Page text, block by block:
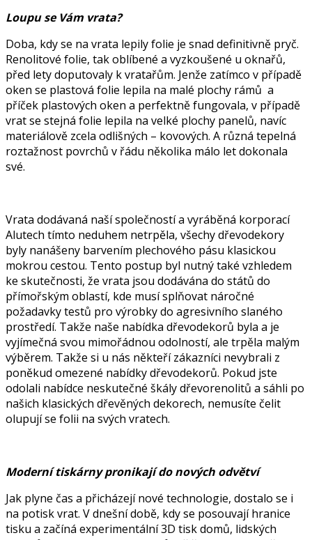
Loupu se Vám vrata?
Doba, kdy se na vrata lepily folie je snad definitivně pryč.
Renolitové folie, tak oblíbené a vyzkoušené u oknařů,
před lety doputovaly k vratařům. Jenže zatímco v případě
oken se plastová folie lepila na malé plochy rámů a
příček plastových oken a perfektně fungovala, v případě
vrat se stejná folie lepila na velké plochy panelů, navíc
materiálově zcela odlišných – kovových. A různá tepelná
roztažnost povrchů v řádu několika málo let dokonala
své.
Vrata dodávaná naší společností a vyráběná korporací
Alutech tímto neduhem netrpěla, všechy dřevodekory
byly nanášeny barvením plechového pásu klasickou
mokrou cestou. Tento postup byl nutný také vzhledem
ke skutečnosti, že vrata jsou dodávána do států do
přímořským oblastí, kde musí splňovat náročné
požadavky testů pro výrobky do agresivního slaného
prostředí. Takže naše nabídka dřevodekorů byla a je
vyjímečná svou mimořádnou odolností, ale trpěla malým
výběrem. Takže si u nás někteří zákazníci nevybrali z
poněkud omezené nabídky dřevodekorů. Pokud jste
odolali nabídce neskutečné škály dřevorenolitů a sáhli po
našich klasických dřevěných dekorech, nemusíte čelit
olupují se folii na svých vratech.
Moderní tiskárny pronikají do nových odvětví
Jak plyne čas a přicházejí nové technologie, dostalo se i
na potisk vrat. V dnešní době, kdy se posouvají hranice
tisku a začíná experimentální 3D tisk domů, lidských